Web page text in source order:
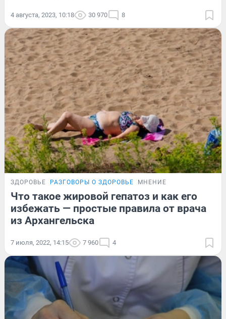
4 августа, 2023, 10:18 30 970 8
ЗДОРОВЬЕ РАЗГОВОРЫ О ЗДОРОВЬЕ МНЕНИЕ
Что такое жировой гепатоз и как его
избежать — простые правила от врача
из Архангельска
7 июля, 2022, 14:15 7 960 4